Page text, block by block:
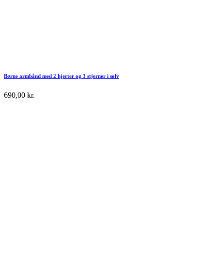
Børne armbånd med 2 hjerter og 3 stjerner i sølv
690,00 kr.